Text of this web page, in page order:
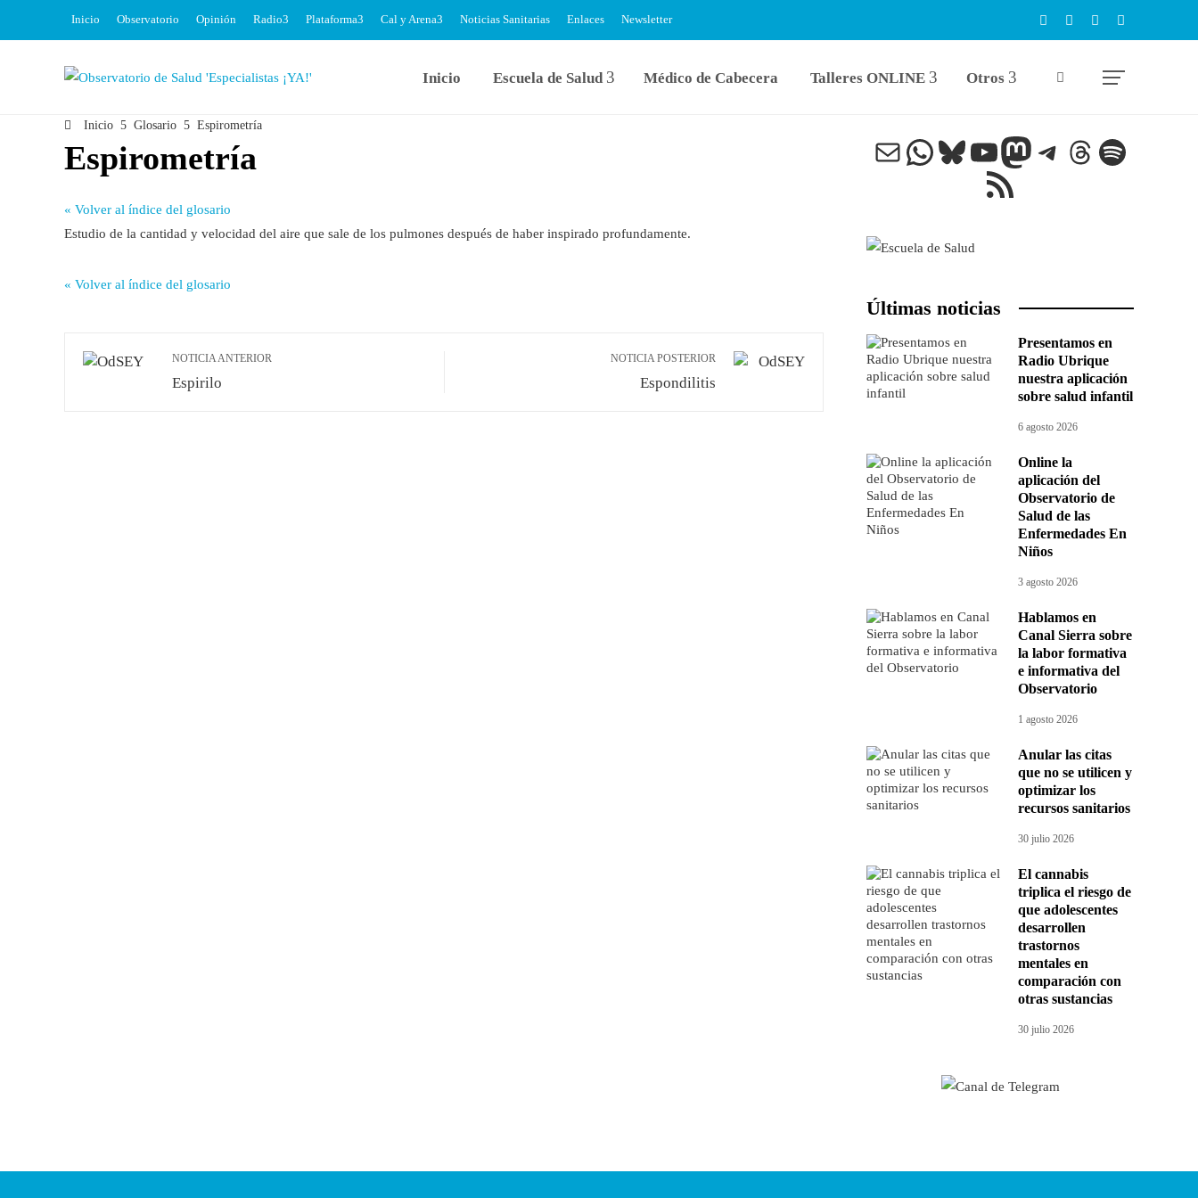
Inicio Observatorio Opinión Radio Plataforma Cal y Arena Noticias Sanitarias Enlaces Newsletter
Inicio Escuela de Salud Médico de Cabecera Talleres ONLINE Otros
Inicio Glosario Espirometría
Espirometría
« Volver al índice del glosario
Estudio de la cantidad y velocidad del aire que sale de los pulmones después de haber inspirado profundamente.
« Volver al índice del glosario
NOTICIA ANTERIOR
Espirilo
NOTICIA POSTERIOR
Espondilitis
Correo electrónico
WhatsApp
Bluesky
YouTube
Mastodon
Telegram
Threads
Spotify
Feed RSS
Últimas noticias
Presentamos en
Radio Ubrique
nuestra aplicación
sobre salud infantil
6 agosto 2026
Online la
aplicación del
Observatorio de
Salud de las
Enfermedades En
Niños
3 agosto 2026
Hablamos en
Canal Sierra sobre
la labor formativa
e informativa del
Observatorio
1 agosto 2026
Anular las citas
que no se utilicen y
optimizar los
recursos sanitarios
30 julio 2026
El cannabis
triplica el riesgo de
que adolescentes
desarrollen
trastornos
mentales en
comparación con
otras sustancias
30 julio 2026